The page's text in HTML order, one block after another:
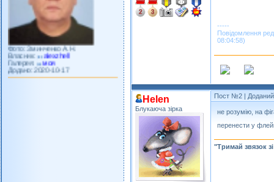
Фото: Зминченко А.Н.
alexzhell
Галерея:
моя
Додано: 2020-10-17
-----
Повідомлення
08:04:58)
Helen
Блукаюча зірка
Пост №2 |
не розумію, на
перенести у
"Тримай звязок